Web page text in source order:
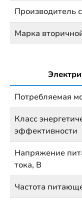
Производитель
Марка
Потребляемая
Класс
эффективности
Напряжение
тока, В
Частота